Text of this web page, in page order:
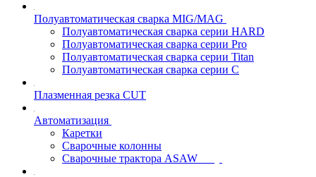
Полуавтоматическая сварка MIG/MAG
Полуавтоматическая сварка серии HARD
Полуавтоматическая сварка серии Pro
Полуавтоматическая сварка серии Titan
Полуавтоматическая сварка серии С
Плазменная резка CUT
Автоматизация
Каретки
Сварочные колонны
Сварочные трактора ASAW